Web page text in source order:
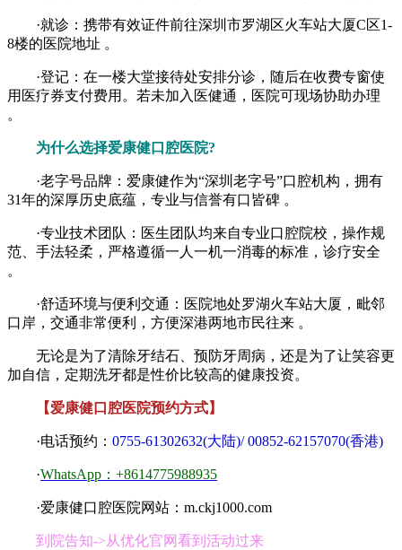
·就诊：携带有效证件前往深圳市罗湖区火车站大厦C区1-
8楼的医院地址 。
·登记：在一楼大堂接待处安排分诊，随后在收费专窗使
用医疗券支付费用。若未加入医健通，医院可现场协助办理
。
为什么选择爱康健口腔医院?
·老字号品牌：爱康健作为“深圳老字号”口腔机构，拥有
31年的深厚历史底蕴，专业与信誉有口皆碑 。
·专业技术团队：医生团队均来自专业口腔院校，操作规
范、手法轻柔，严格遵循一人一机一消毒的标准，诊疗安全
。
·舒适环境与便利交通：医院地处罗湖火车站大厦，毗邻
口岸，交通非常便利，方便深港两地市民往来 。
无论是为了清除牙结石、预防牙周病，还是为了让笑容更
加自信，定期洗牙都是性价比较高的健康投资。
【爱康健口腔医院预约方式】
·电话预约： 0755-61302632(大陆)/ 00852-62157070(香港)
·WhatsApp：+8614775988935
·爱康健口腔医院网站：m.ckj1000.com
到院告知->从优化官网看到活动过来